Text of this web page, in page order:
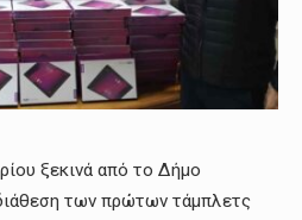
ξεκινά από το Δήμο
των πρώτων τάμπλετς